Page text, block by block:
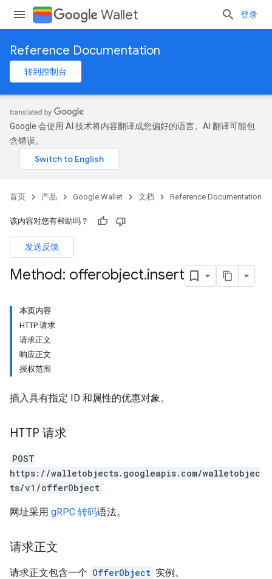
Wallet 登录
Reference Documentation
转到控制台
Google 会使用 AI 技术将内容翻译成您偏好的语言。AI 翻译可能包
含错误。
首页 产品 Google Wallet 文档 Reference Documentation
该内容对您有帮助吗？
发送反馈
Method: offerobject.insert
本页内容
HTTP 请求
请求正文
响应正文
授权范围
插入具有指定 ID 和属性的优惠对象。
HTTP 请求
POST
https://walletobjects.googleapis.com/walletobjec
ts/v1/offerObject
网址采用 gRPC 转码语法。
请求正文
请求正文包含一个 OfferObject 实例。